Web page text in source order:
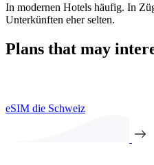
In modernen Hotels häufig. In
Unterkünften eher selten.
Plans that may
eSIM die Schweiz